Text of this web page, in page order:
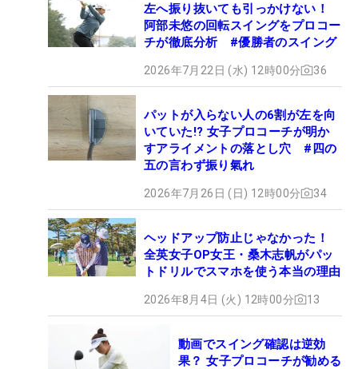
左へ振り抜いても引っかけない！
阿部未悠の回転スイングをプロコー
チが徹底分析 #優勝者のスイング
2026年7月22日 (水) 12時00分 36
パットが入らない人の6割が左を向
いていた!? 女子プロコーチが明か
すアライメントの落とし穴 #四の
五の言わず振り氣れ
2026年7月26日 (日) 12時00分 34
ヘッドアップ防止じゃなかった！
全英女子OP女王・桑木志帆がパッ
トドリルでスマホを使う本当の理由
2026年8月4日 (火) 12時00分 13
動画でスイング確認は逆効
果？ 女子プロコーチが勧める